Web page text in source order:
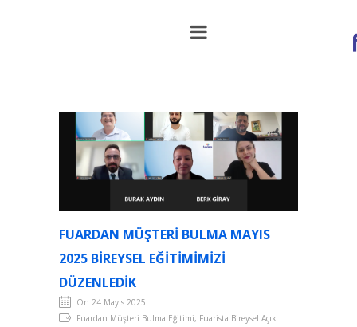
Bireysel Eğitimimizi Düzenledik
FUARDAN MÜŞTERI BULMA MAYIS
2025 BIREYSEL EĞITIMIMIZI
DÜZENLEDIK
On 24 Mayıs 2025
Fuardan Müşteri Bulma Eğitimi, Fuarista Bireysel Açık